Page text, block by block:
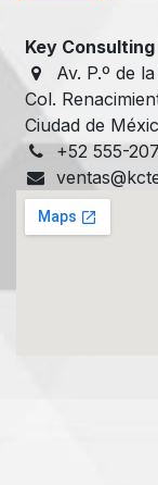
Key
Av. P.º de
Col.
Ciudad de
+52 555-